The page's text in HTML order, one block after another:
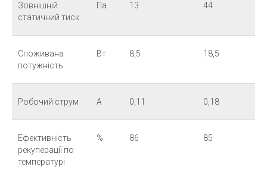
Зовнішній
статичний тиск
Па 13 44
Споживана
потужність
Вт 8,5 18,5
Робочий струм А 0,11 0,18
Ефективність
рекуперації по
температурі
% 86 85